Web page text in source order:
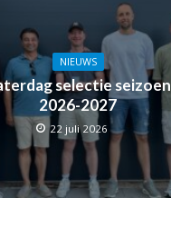
NIEUWS
selectie seizoen
2026-2027
22 juli 2026